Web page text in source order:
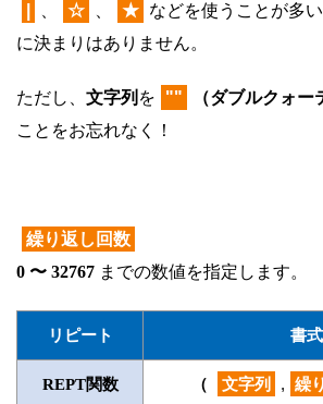
☆ ★ などを使うことが多
に決まりはありません。
ただし、 文字列 を ""
（ダブルクォ
ことをお忘れなく！
繰り返し回数
0 〜 32767 までの数値を指定します。
リピート 書式
REPT関数 （ 文字列 , 繰